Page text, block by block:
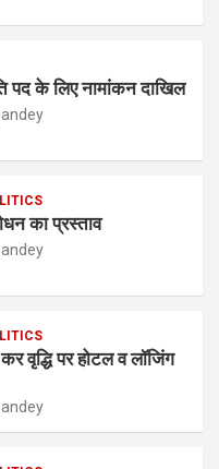
पद के लिए नामांकन दाखिल
का प्रस्ताव
वृद्धि पर होटल व लॉजिंग